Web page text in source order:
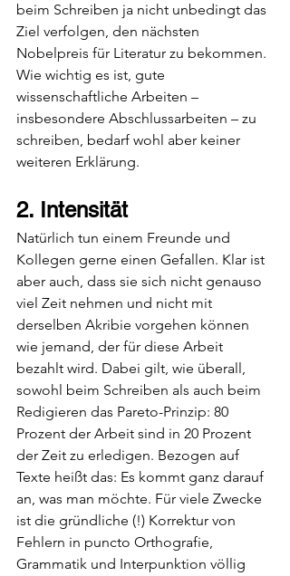
beim Schreiben ja nicht unbedingt das
Ziel verfolgen, den nächsten
Nobelpreis für Literatur zu bekommen.
Wie wichtig es ist, gute
wissenschaftliche Arbeiten –
insbesondere Abschlussarbeiten – zu
schreiben, bedarf wohl aber keiner
weiteren Erklärung.
2. Intensität
Natürlich tun einem Freunde und
Kollegen gerne einen Gefallen. Klar ist
aber auch, dass sie sich nicht genauso
viel Zeit nehmen und nicht mit
derselben Akribie vorgehen können
wie jemand, der für diese Arbeit
bezahlt wird. Dabei gilt, wie überall,
sowohl beim Schreiben als auch beim
Redigieren das Pareto-Prinzip: 80
Prozent der Arbeit sind in 20 Prozent
der Zeit zu erledigen. Bezogen auf
Texte heißt das: Es kommt ganz darauf
an, was man möchte. Für viele Zwecke
ist die gründliche (!) Korrektur von
Fehlern in puncto Orthografie,
Grammatik und Interpunktion völlig